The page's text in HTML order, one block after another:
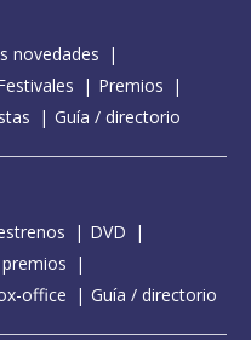
novedades
Premios
Guía / directorio
DVD
office Guía / directorio